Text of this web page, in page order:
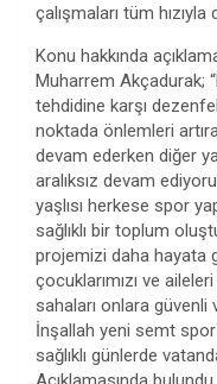
çalışmaları tüm
Konu hakkında
Muharrem Akçadurak;
tehdidine karşı
noktada önlemleri
devam ederken diğer
aralıksız devam
yaşlısı herkese spor
sağlıklı bir toplum
projemizi daha hayata
çocuklarımızı ve
sahaları onlara
İnşallah yeni semt
sağlıklı günlerde